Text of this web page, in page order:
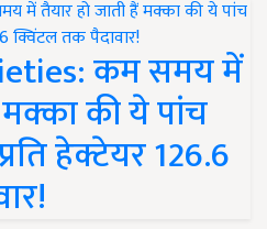
कम समय में
की ये पांच
हेक्टेयर 126.6